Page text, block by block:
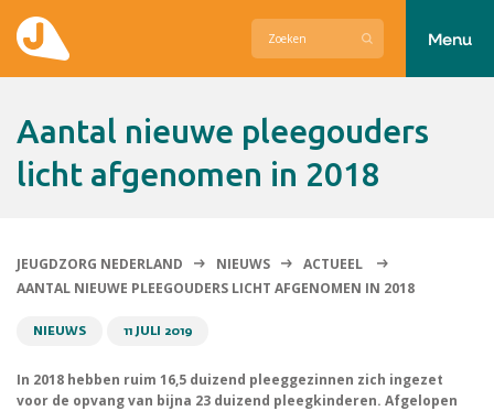
Contact
Menu
Aantal nieuwe pleegouders
licht afgenomen in 2018
JEUGDZORG NEDERLAND NIEUWS
ACTUEEL
AANTAL NIEUWE PLEEGOUDERS LICHT AFGENOMEN IN 2018
NIEUWS 11 JULI 2019
In 2018 hebben ruim 16,5 duizend pleeggezinnen zich ingezet
voor de opvang van bijna 23 duizend pleegkinderen. Afgelopen